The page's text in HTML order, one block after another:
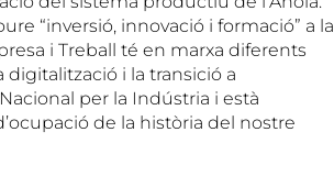
“inversió, innovació i formació” a la
i Treball té en marxa diferents
i la transició a
per la Indústria i està
de la història del nostre